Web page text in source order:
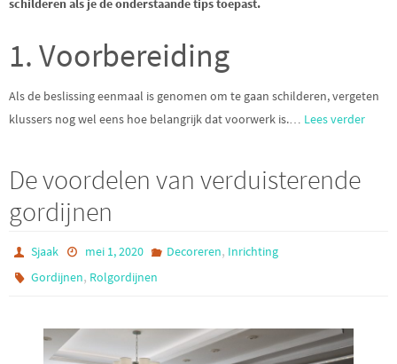
schilderen als je de onderstaande tips toepast.
1. Voorbereiding
Als de beslissing eenmaal is genomen om te gaan schilderen, vergeten
klussers nog wel eens hoe belangrijk dat voorwerk is.… Lees verder
De voordelen van verduisterende
gordijnen
Sjaak mei 1, 2020 Decoreren, Inrichting
Gordijnen, Rolgordijnen